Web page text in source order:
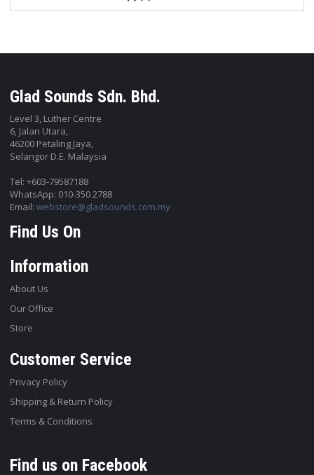
Glad Sounds Sdn. Bhd.
Level 3, Luther Centre
6, Jalan Utara,
46200 Petaling Jaya,
Selangor D.E. Malaysia
Tel: +603-79587188
WhatsApp: 010-350 2788
Email:webstore@gladsounds.com.my
Find Us On
Information
About Us
Our Office
Store
Customer Service
Privacy Policy
Shipping & Return Policy
Terms & Conditions
Find us on Facebook